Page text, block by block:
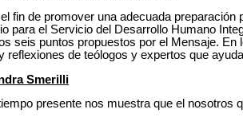
promover una adecuada preparación
para el Servicio del Desarrollo Humano
seis puntos propuestos por el Mensaje.
reflexiones de teólogos y expertos que
Smerilli
presente nos muestra que el nosotros